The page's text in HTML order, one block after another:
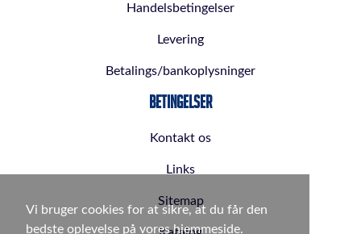
Vi bruger cookies for at sikre, at du får den
bedste oplevelse på vores hjemmeside.
Handelsbetingelser
Levering
Betalings/bankoplysninger
Betingelser
Kontakt os
Links
Sitemap